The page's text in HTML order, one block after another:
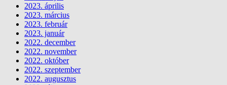
2023. április
2023. március
2023. február
2023. január
2022. december
2022. november
2022. október
2022. szeptember
2022. augusztus